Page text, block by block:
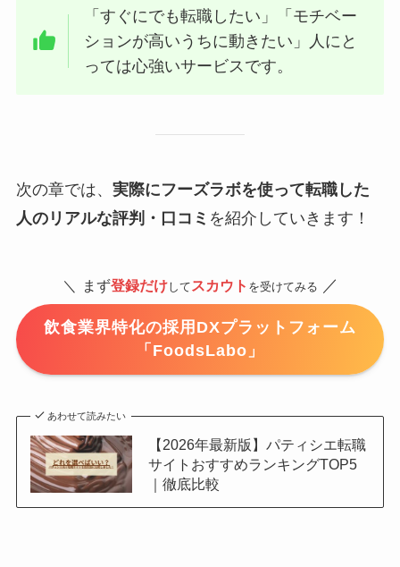
「すぐにでも転職したい」「モチベー
ションが高いうちに動きたい」人にと
っては心強いサービスです。
次の章では、 実際にフーズラボを使って転職した
人のリアルな評判・口コミ を紹介していきます！
＼ まず登録だけして スカウト を受けてみる ／
飲食業界特化の採用DXプラットフォーム
「FoodsLabo」
あわせて読みたい
【2026年最新版】パティシエ転職
サイトおすすめランキングTOP5
｜徹底比較